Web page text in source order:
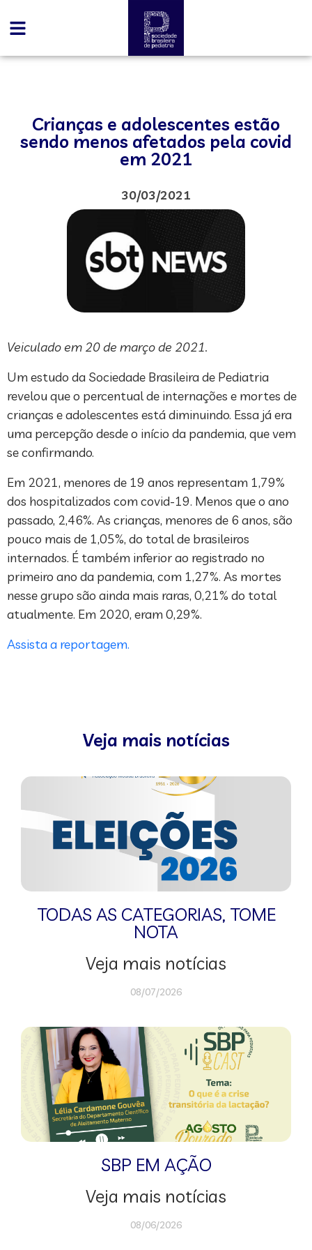
Crianças e adolescentes estão
sendo menos afetados pela covid
em 2021
30/03/2021
Veiculado em 20 de março de 2021.
Um estudo da Sociedade Brasileira de Pediatria
revelou que o percentual de internações e mortes de
crianças e adolescentes está diminuindo. Essa já era
uma percepção desde o início da pandemia, que vem
se confirmando.
Em 2021, menores de 19 anos representam 1,79%
dos hospitalizados com covid-19. Menos que o ano
passado, 2,46%. As crianças, menores de 6 anos, são
pouco mais de 1,05%, do total de brasileiros
internados. É também inferior ao registrado no
primeiro ano da pandemia, com 1,27%. As mortes
nesse grupo são ainda mais raras, 0,21% do total
atualmente. Em 2020, eram 0,29%.
Assista a reportagem.
Veja mais notícias
TODAS AS CATEGORIAS, TOME
NOTA
Veja mais notícias
08/07/2026
SBP EM AÇÃO
Veja mais notícias
08/06/2026